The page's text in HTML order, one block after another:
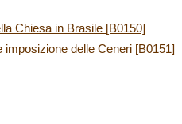
Chiesa in Brasile [B0150]
delle Ceneri [B0151]